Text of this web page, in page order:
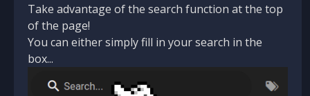
Take advantage of the search function at the top
of the page!
You can either simply fill in your search in the
box...